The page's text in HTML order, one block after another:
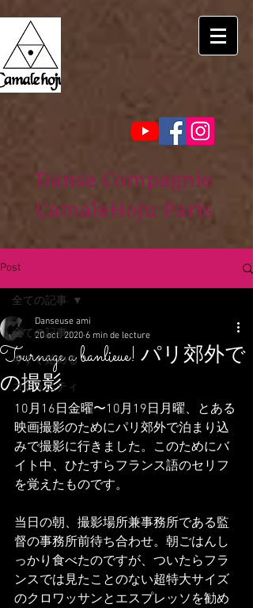
Danse Compagnie
CamaleHoju Paris
Post
全ての記事
今すぐ始める
コミュニティ
全ての記事
Tournage a banlieue! パリ郊外で
の撮影
Danseuse ami
20 oct. 2020 6 min de lecture
10月16日金曜〜10月19日月曜、とある
映画撮影のためにパリ郊外で泊まり込
みで撮影に行きました。このためにバ
イト中、ひたすらフランス語のセリフ
を覚えたものです。
当日の朝、撮影場所兼事務所である監
督の事務所前待ち合わせ。朝ごはんし
っかり食べたのですが、ついたらフラ
ンスでは見たことのない超特大サイズ
のクロワッサンとエスプレッソを勧め